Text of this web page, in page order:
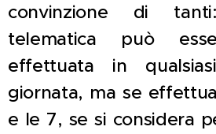
convinzione di
telematica può
effettuata in
giornata, ma se
e le 7, se si considera